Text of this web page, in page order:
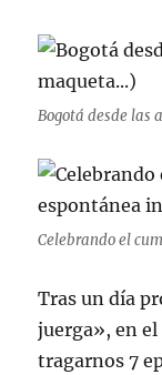
Bogotá desde las
Celebrando el
Tras un día
juerga», en
tragarnos 7